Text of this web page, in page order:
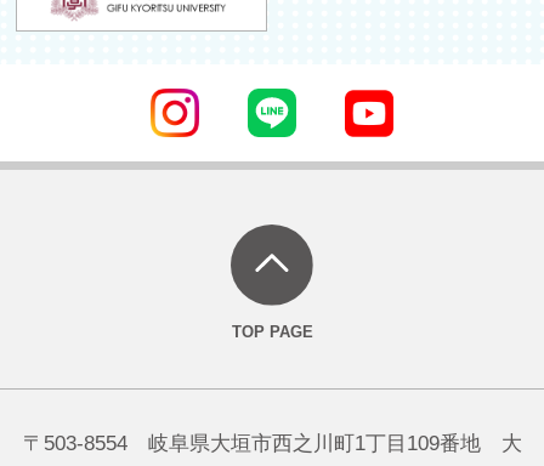
〒503-8554 岐阜県大垣市西之川町1丁目109番地 大